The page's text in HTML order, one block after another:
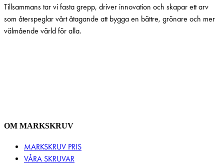
Tillsammans tar vi fasta grepp, driver innovation och skapar ett arv
som återspeglar vårt åtagande att bygga en bättre, grönare och mer
välmående värld för alla.
OM MARKSKRUV
MARKSKRUV PRIS
VÅRA SKRUVAR